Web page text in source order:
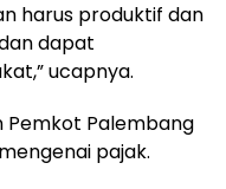
harus produktif dan
dapat
ucapnya.
Pemkot Palembang
pajak.